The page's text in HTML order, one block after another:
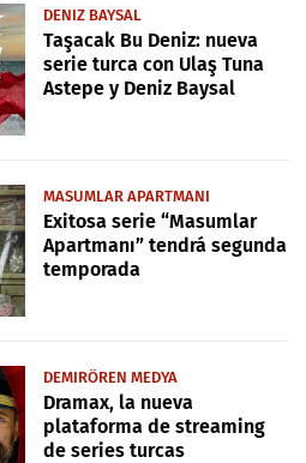
DENIZ BAYSAL
Taşacak Bu Deniz: nueva
serie turca con Ulaş Tuna
Astepe y Deniz Baysal
MASUMLAR APARTMANI
Exitosa serie “Masumlar
Apartmanı” tendrá segunda
temporada
DEMIRÖREN MEDYA
Dramax, la nueva
plataforma de streaming
de series turcas